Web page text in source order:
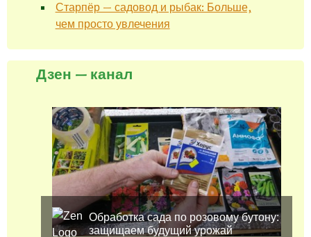
Старпёр — садовод и рыбак: Больше,
чем просто увлечения
Дзен — канал
Обработка сада по розовому бутону:
защищаем будущий урожай